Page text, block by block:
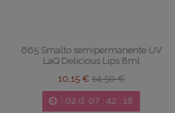
867 Smalto semipermanente UV
LaQ Bricky Neon 8ml
10,15 €14,50 €
02d. 07 :42